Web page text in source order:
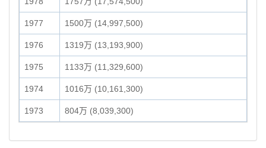
1977 1500万 (14,997,500)
1976 1319万 (13,193,900)
1975 1133万 (11,329,600)
1974 1016万 (10,161,300)
1973 804万 (8,039,300)